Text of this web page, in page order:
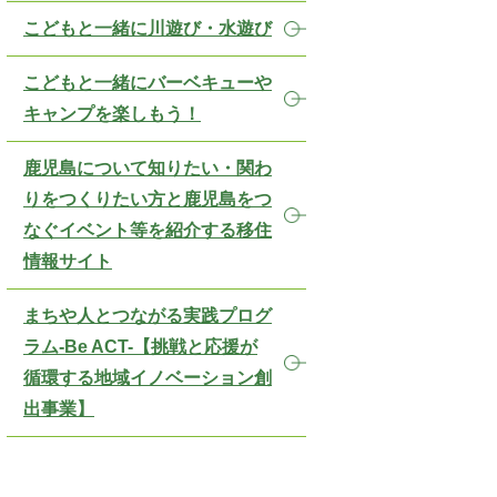
こどもと一緒に川遊び・水遊び
こどもと一緒にバーベキューや
キャンプを楽しもう！
鹿児島について知りたい・関わ
りをつくりたい方と鹿児島をつ
なぐイベント等を紹介する移住
情報サイト
まちや人とつながる実践プログ
ラム-Be ACT-【挑戦と応援が
循環する地域イノベーション創
出事業】